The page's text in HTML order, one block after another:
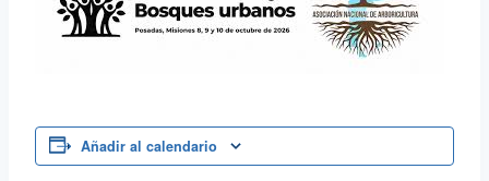
Añadir al calendario